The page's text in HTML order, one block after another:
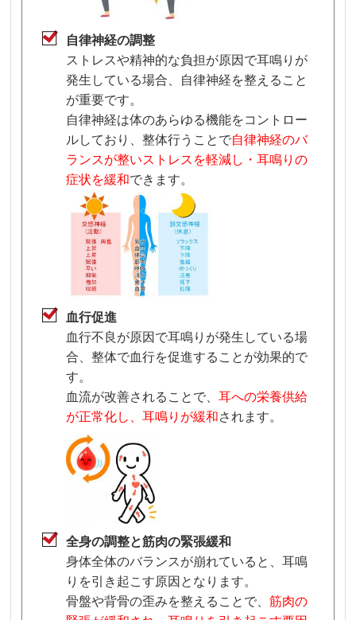
自律神経の調整
ストレスや精神的な負担が原因で耳鳴りが
発生している場合、自律神経を整えること
が重要です。
自律神経は体のあらゆる機能をコントロー
ルしており、整体行うことで自律神経のバ
ランスが整いストレスを軽減し・耳鳴りの
症状を緩和できます。
血行促進
血行不良が原因で耳鳴りが発生している場
合、整体で血行を促進することが効果的で
す。
血流が改善されることで、耳への栄養供給
が正常化し、耳鳴りが緩和されます。
全身の調整と筋肉の緊張緩和
身体全体のバランスが崩れていると、耳鳴
りを引き起こす原因となります。
骨盤や背骨の歪みを整えることで、筋肉の